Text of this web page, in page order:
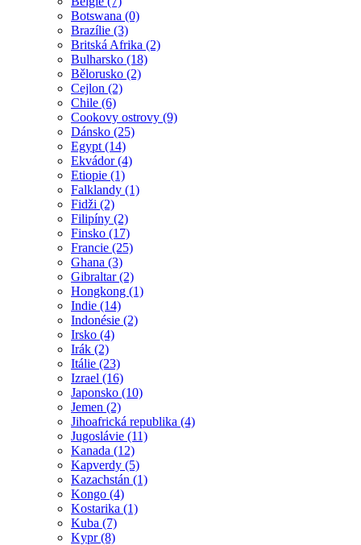
Botswana (0)
Brazílie (3)
Britská Afrika (2)
Bulharsko (18)
Bělorusko (2)
Cejlon (2)
Chile (6)
Cookovy ostrovy (9)
Dánsko (25)
Egypt (14)
Ekvádor (4)
Etiopie (1)
Falklandy (1)
Fidži (2)
Filipíny (2)
Finsko (17)
Francie (25)
Ghana (3)
Gibraltar (2)
Hongkong (1)
Indie (14)
Indonésie (2)
Irsko (4)
Irák (2)
Itálie (23)
Izrael (16)
Japonsko (10)
Jemen (2)
Jihoafrická republika (4)
Jugoslávie (11)
Kanada (12)
Kapverdy (5)
Kazachstán (1)
Kongo (4)
Kostarika (1)
Kuba (7)
Kypr (8)